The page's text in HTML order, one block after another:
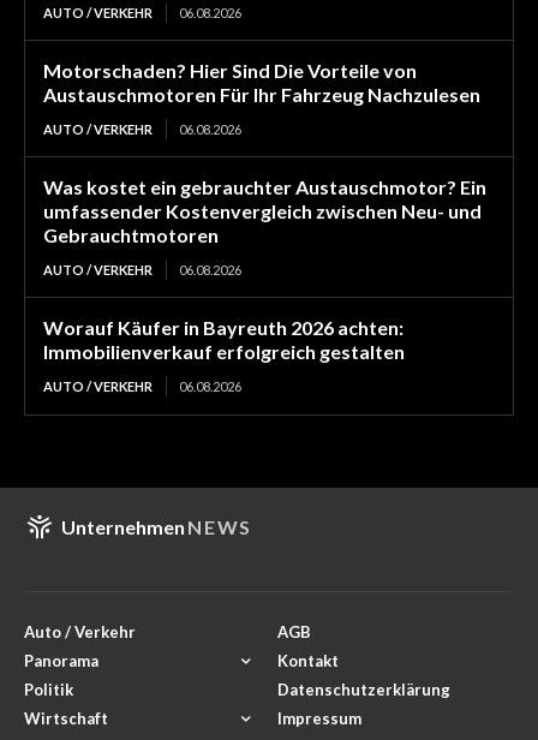
AUTO / VERKEHR 06.08.2026
Motorschaden? Hier Sind Die Vorteile von
Austauschmotoren Für Ihr Fahrzeug Nachzulesen
AUTO / VERKEHR 06.08.2026
Was kostet ein gebrauchter Austauschmotor? Ein
umfassender Kostenvergleich zwischen Neu- und
Gebrauchtmotoren
AUTO / VERKEHR 06.08.2026
Worauf Käufer in Bayreuth 2026 achten:
Immobilienverkauf erfolgreich gestalten
AUTO / VERKEHR 06.08.2026
Unternehmen NEWS
Auto / Verkehr
Panorama
Politik
Wirtschaft
AGB
Kontakt
Datenschutzerklärung
Impressum